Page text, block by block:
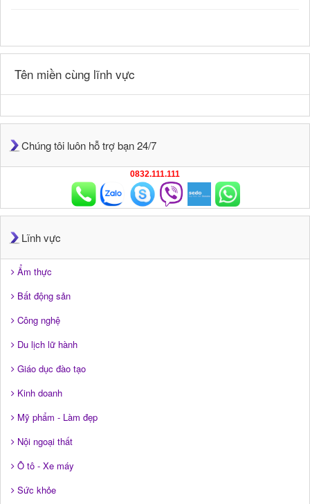
Tên miền cùng lĩnh vực
Chúng tôi luôn hỗ trợ bạn 24/7
0832.111.111
Lĩnh vực
Ẩm thực
Bất động sản
Công nghệ
Du lịch lữ hành
Giáo dục đào tạo
Kinh doanh
Mỹ phẩm - Làm đẹp
Nội ngoại thất
Ô tô - Xe máy
Sức khỏe